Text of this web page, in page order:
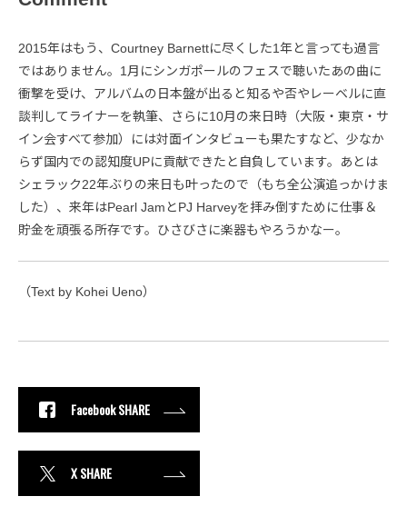
2015年はもう、Courtney Barnettに尽くした1年と言っても過言
ではありません。1月にシンガポールのフェスで聴いたあの曲に
衝撃を受け、アルバムの日本盤が出ると知るや否やレーベルに直
談判してライナーを執筆、さらに10月の来日時（大阪・東京・サ
イン会すべて参加）には対面インタビューも果たすなど、少なか
らず国内での認知度UPに貢献できたと自負しています。あとは
シェラック22年ぶりの来日も叶ったので（もち全公演追っかけま
した）、来年はPearl JamとPJ Harveyを拝み倒すために仕事＆
貯金を頑張る所存です。ひさびさに楽器もやろうかなー。
（Text by Kohei Ueno）
Facebook SHARE
X SHARE